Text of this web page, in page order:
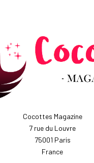
Cocottes Magazine
7 rue du Louvre
75001 Paris
France